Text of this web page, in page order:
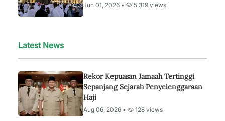
Jun 01, 2026 • 5,319 views
Latest News
Rekor Kepuasan Jamaah Tertinggi
Sepanjang Sejarah Penyelenggaraan
Haji
Aug 06, 2026 • 128 views